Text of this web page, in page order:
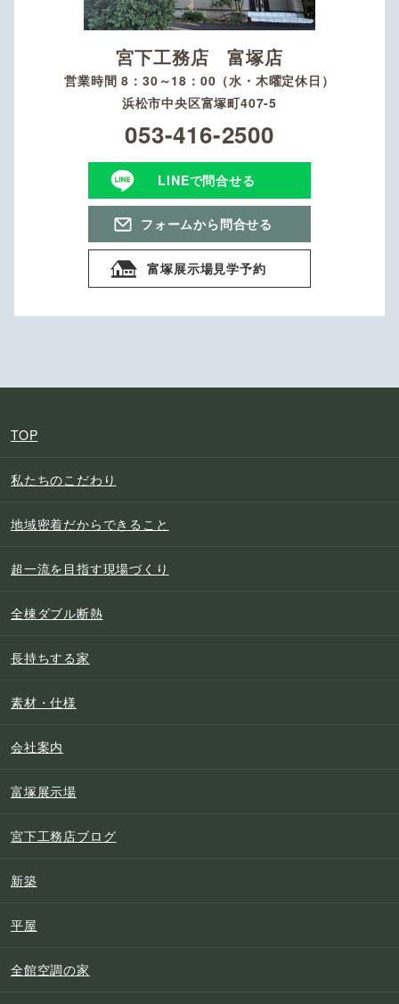
宮下工務店 富塚店
営業時間 8：30～18：00（水・木曜定休日）
浜松市中央区富塚町407-5
053-416-2500
LINEで問合せる
フォームから問合せる
富塚展示場見学予約
TOP
私たちのこだわり
地域密着だからできること
超一流を目指す現場づくり
全棟ダブル断熱
長持ちする家
素材・仕様
会社案内
富塚展示場
宮下工務店ブログ
新築
平屋
全館空調の家